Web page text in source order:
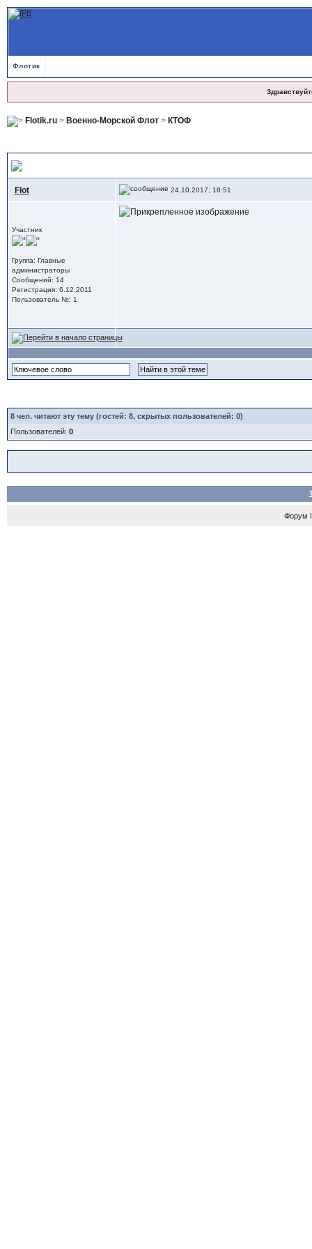
Флотик
Flotik.ru> Военно-Морской Флот> КТОФ
Flot 24.10.2017, 18:51
Участник
Группа: Главные
администраторы
Сообщений: 14
Регистрация: 6.12.2011
Пользователь №: 1
8чел. читают эту тему (гостей: 8, скрытых пользователей: 0)
Пользователей: 0
Форум